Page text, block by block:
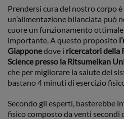
Prendersi cura del nostro corpo
un’alimentazione bilanciata può
cuore un funzionamento
importante. A questo proposito
Giapponedove i ricercatori della
Science presso la Ritsumeikan
che per migliorare la salute del
bastano 4 minuti di esercizio
Secondo gli esperti, basterebbe
fisico composto da venti